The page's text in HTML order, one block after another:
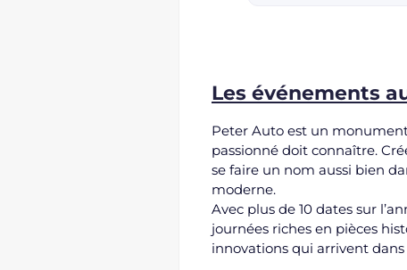
Les événements
Peter Auto est un
passionné doit connaître.
se faire un nom aussi bien
moderne.
Avec plus de 10 dates sur
journées riches en pièces
innovations qui arrivent